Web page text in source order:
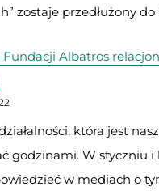
zostaje przedłużony
Fundacji Albatros
która jest
godzinami. W styczniu
w mediach o